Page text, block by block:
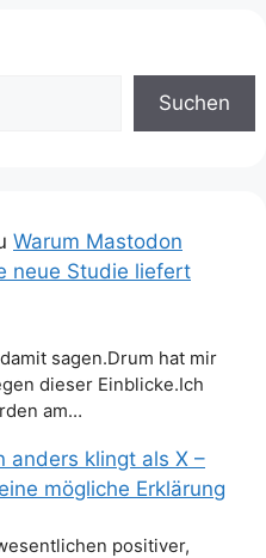
Suchen
Warum Mastodon
neue Studie liefert
sagen.Drum hat mir
dieser Einblicke.Ich
am…
anders klingt als X –
mögliche Erklärung
positiver,